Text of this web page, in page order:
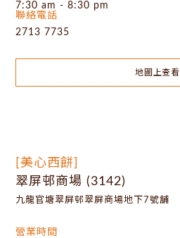
7:30 am - 8:30 pm
聯絡電話
2713 7735
地圖上查看
[美心西餅]
翠屏邨商場 (3142)
九龍官塘翠屏邨翠屏商場地下7號舖
營業時間